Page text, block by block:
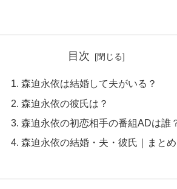
目次
森迫永依は結婚して夫がいる？
森迫永依の彼氏は？
森迫永依の初恋相手の番組ADは誰
森迫永依の結婚・夫・彼氏｜まとめ